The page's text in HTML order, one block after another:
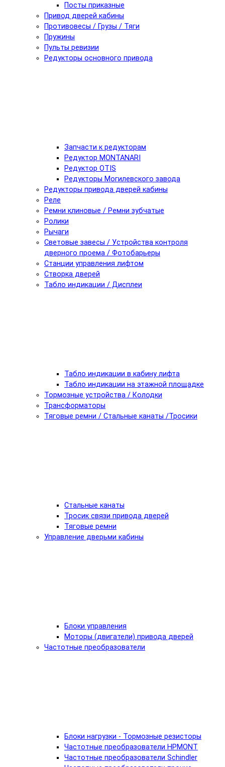
Посты приказные
Привод дверей кабины
Противовесы / Грузы / Тяги
Пружины
Пульты ревизии
Редукторы основного привода
Запчасти к редукторам
Редуктор MONTANARI
Редуктор OTIS
Редукторы Могилевского завода
Редукторы привода дверей кабины
Реле
Ремни клиновые / Ремни зубчатые
Ролики
Рычаги
Световые завесы / Устройства контроля
дверного проема / Фотобарьеры
Станции управления лифтом
Створка дверей
Табло индикации / Дисплеи
Табло индикации в кабину лифта
Табло индикации на этажной площадке
Тормозные устройства / Колодки
Трансформаторы
Тяговые ремни / Стальные канаты /Тросики
Стальные канаты
Тросик связи привода дверей
Тяговые ремни
Управление дверьми кабины
Блоки управления
Моторы (двигатели) привода дверей
Частотные преобразователи
Блоки нагрузки - Тормозные резисторы
Частотные преобразователи HPMONT
Частотные преобразователи Schindler